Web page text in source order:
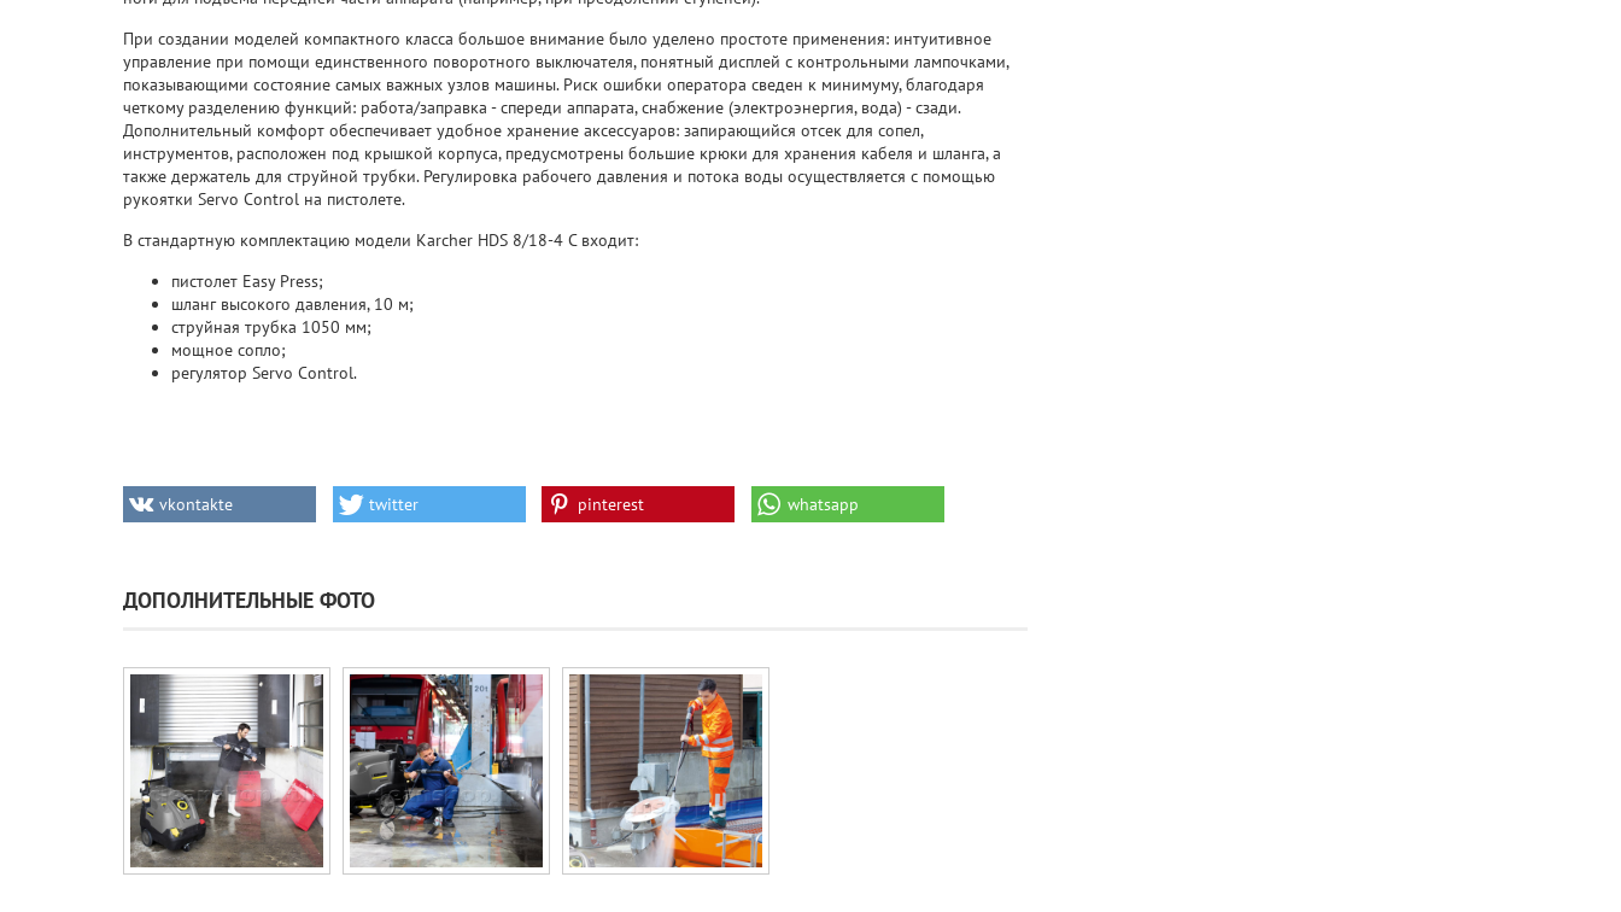
При создании моделей компактного класса большое внимание было уделено простоте применения: интуитивное
управление при помощи единственного поворотного выключателя, понятный дисплей с контрольными лампочками,
показывающими состояние самых важных узлов машины. Риск ошибки оператора сведен к минимуму, благодаря
четкому разделению функций: работа/заправка - спереди аппарата, снабжение (электроэнергия, вода) - сзади.
Дополнительный комфорт обеспечивает удобное хранение аксессуаров: запирающийся отсек для сопел,
инструментов, расположен под крышкой корпуса, предусмотрены большие крюки для хранения кабеля и шланга, а
также держатель для струйной трубки. Регулировка рабочего давления и потока воды осуществляется с помощью
рукоятки Servo Control на пистолете.
В стандартную комплектацию модели Karcher HDS 8/18-4 C входит:
пистолет Easy Press;
шланг высокого давления, 10 м;
струйная трубка 1050 мм;
мощное сопло;
регулятор Servo Control.
vkontakte twitter pinterest whatsapp
ДОПОЛНИТЕЛЬНЫЕ ФОТО